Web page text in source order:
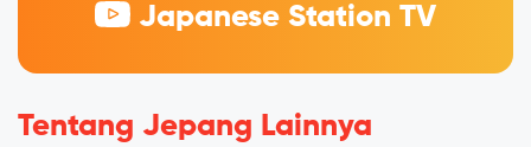
Japanese Station TV
Tentang Jepang Lainnya